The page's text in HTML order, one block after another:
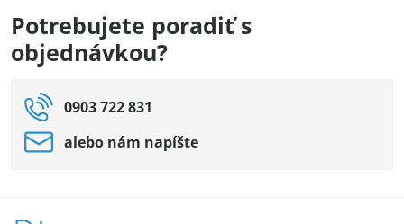
Potrebujete poradiť s
objednávkou?
0903 722 831
alebo nám napíšte